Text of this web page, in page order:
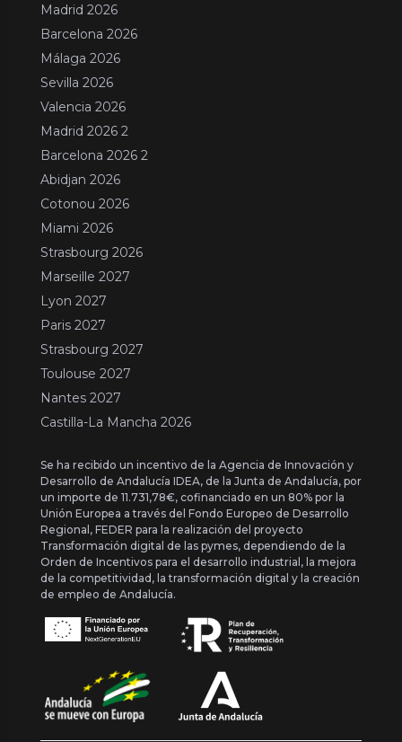
Madrid 2026
Barcelona 2026
Málaga 2026
Sevilla 2026
Valencia 2026
Madrid 2026 2
Barcelona 2026 2
Abidjan 2026
Cotonou 2026
Miami 2026
Strasbourg 2026
Marseille 2027
Lyon 2027
Paris 2027
Strasbourg 2027
Toulouse 2027
Nantes 2027
Castilla-La Mancha 2026
Se ha recibido un incentivo de la Agencia de Innovación y
Desarrollo de Andalucía IDEA, de la Junta de Andalucía, por
un importe de 11.731,78€, cofinanciado en un 80% por la
Unión Europea a través del Fondo Europeo de Desarrollo
Regional, FEDER para la realización del proyecto
Transformación digital de las pymes, dependiendo de la
Orden de Incentivos para el desarrollo industrial, la mejora
de la competitividad, la transformación digital y la creación
de empleo de Andalucía.